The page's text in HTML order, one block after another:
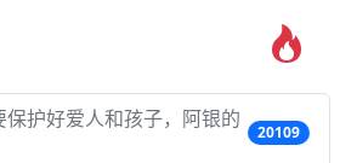
护好爱人和孩子，阿银的
20109